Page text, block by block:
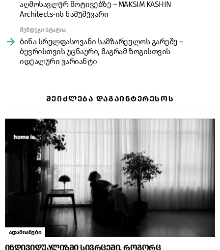
აღმოსავლურ მოტივებზე – MAKSIM KASHIN
Architects-ის ნამუშევარი
შემდეგი სტატია
ბინა სრულფასოვანი სამზარეულოს გარეშე –
ბევრისთვის უცნაური, მაგრამ ზოგისთვის
იდეალური ვარიანტი
ᲨᲔᲘᲫᲚᲔᲑᲐ ᲓᲐᲒᲐᲘᲜᲢᲔᲠᲔᲡᲝᲡ
ადამიანები
ინდივიდუალიზმი სივრცეში, როგორც